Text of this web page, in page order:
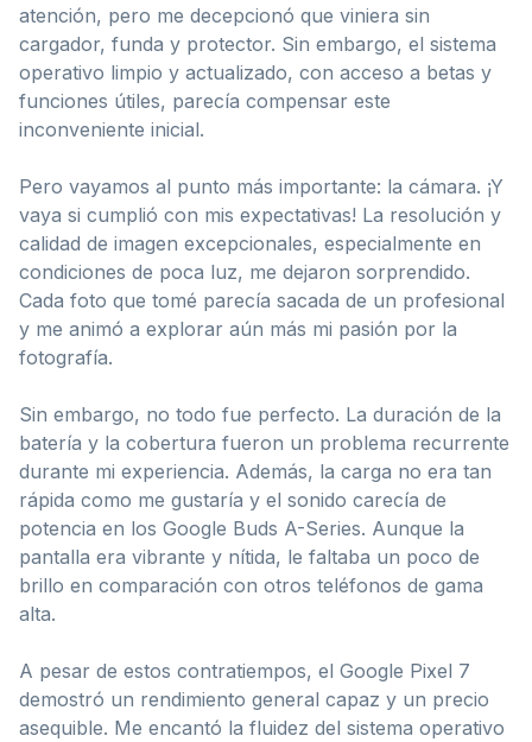
atención, pero me decepcionó que viniera sin
cargador, funda y protector. Sin embargo, el sistema
operativo limpio y actualizado, con acceso a betas y
funciones útiles, parecía compensar este
inconveniente inicial.
Pero vayamos al punto más importante: la cámara. ¡Y
vaya si cumplió con mis expectativas! La resolución y
calidad de imagen excepcionales, especialmente en
condiciones de poca luz, me dejaron sorprendido.
Cada foto que tomé parecía sacada de un profesional
y me animó a explorar aún más mi pasión por la
fotografía.
Sin embargo, no todo fue perfecto. La duración de la
batería y la cobertura fueron un problema recurrente
durante mi experiencia. Además, la carga no era tan
rápida como me gustaría y el sonido carecía de
potencia en los Google Buds A-Series. Aunque la
pantalla era vibrante y nítida, le faltaba un poco de
brillo en comparación con otros teléfonos de gama
alta.
A pesar de estos contratiempos, el Google Pixel 7
demostró un rendimiento general capaz y un precio
asequible. Me encantó la fluidez del sistema operativo